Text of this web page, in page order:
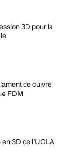
3D pour la
de cuivre
FDM
3D de l’UCLA